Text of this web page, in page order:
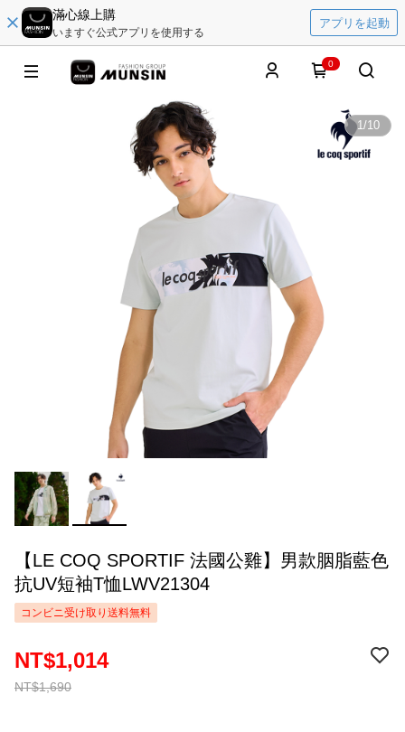
滿心線上購
いますぐ公式アプリを使用する
アプリを起動
0
1/10
【LE COQ SPORTIF 法國公雞】男款胭脂藍色
抗UV短袖T恤LWV21304
コンビニ受け取り送料無料
NT$1,690
NT$1,014